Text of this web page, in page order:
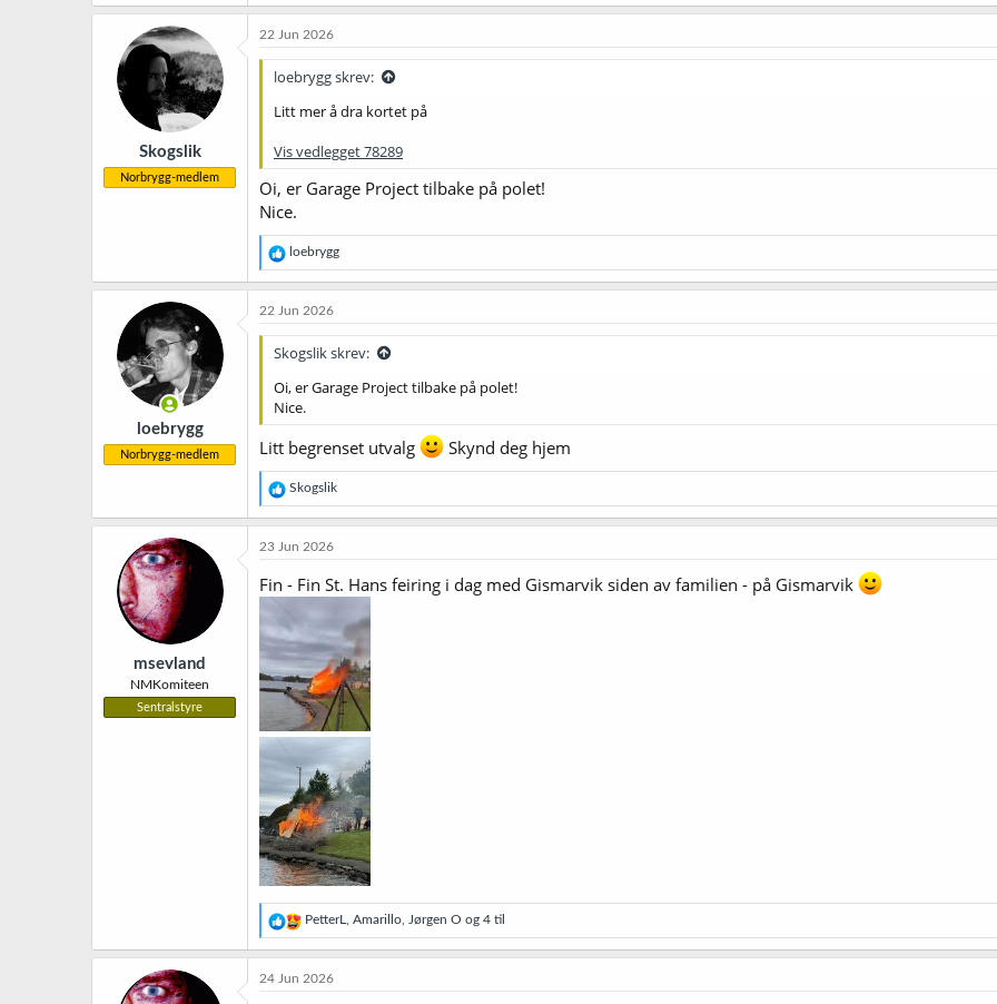
a
j
o
e
:
Skogslik
Norbrygg-medlem
22 Jun 2026
loebrygg skrev:
Litt mer å dra kortet på
Vis vedlegget 78289
Oi, er Garage Project tilbake på polet!
Nice.
R
e
a
j
o
e
r
loebrygg
loebrygg
Norbrygg-medlem
22 Jun 2026
Skogslik skrev:
Oi, er Garage Project tilbake på polet!
Nice.
Litt begrenset utvalg Skynd deg hjem
R
e
a
e
:
Skogslik
msevland
NMKomiteen
Sentralstyre
23 Jun 2026
Fin - Fin St. Hans feiring i dag med Gismarvik siden av familien - på Gismarvik
R
e
a
k
PetterL Amarillo Jørgen O og 4 til
24 Jun 2026